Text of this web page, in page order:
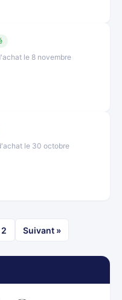
le 8 novembre
le 30 octobre
2 Suivant »